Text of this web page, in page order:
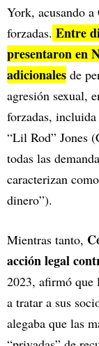
York, acusando a
forzadas. Entre
presentaron en
adicionales de
agresión sexual,
forzadas,
“Lil Rod” Jones
todas las
caracterizan
dinero”).
Mientras tanto,
acción legal
2023, afirmó que
a tratar a sus
alegaba que las